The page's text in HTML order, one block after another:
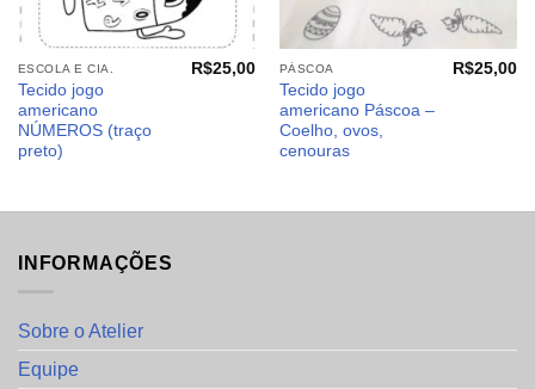
ESCOLA E CIA.
Tecido jogo
americano
NÚMEROS (traço
preto)
R$25,00 PÁSCOA
Tecido jogo
americano Páscoa –
Coelho, ovos,
cenouras
R$25,00
INFORMAÇÕES
Sobre o Atelier
Equipe